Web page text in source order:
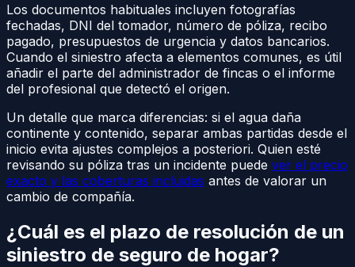
Los documentos habituales incluyen fotografías
fechadas, DNI del tomador, número de póliza, recibo
pagado, presupuestos de urgencia y datos bancarios.
Cuando el siniestro afecta a elementos comunes, es útil
añadir el parte del administrador de fincas o el informe
del profesional que detectó el origen.
Un detalle que marca diferencias: si el agua daña
continente y contenido, separar ambas partidas desde el
inicio evita ajustes complejos a posteriori. Quien esté
revisando su póliza tras un incidente puede ver el precio
exacto y las coberturas incluidas antes de valorar un
cambio de compañía.
¿Cuál es el plazo de resolución de un
siniestro de seguro de hogar?